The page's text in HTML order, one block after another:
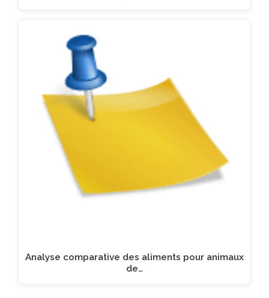
Analyse comparative des aliments pour animaux
de…